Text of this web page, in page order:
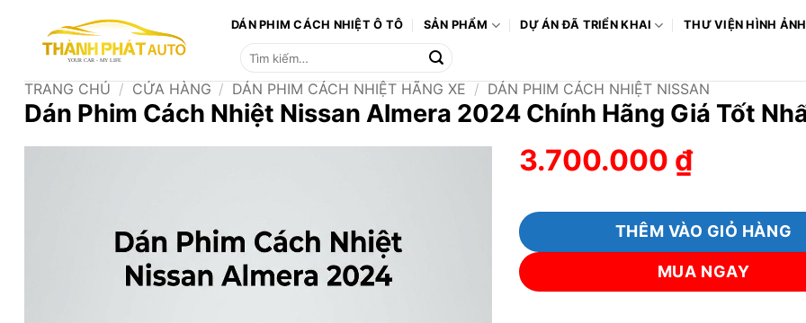
dung
DÁN PHIM CÁCH NHIỆT Ô TÔ SẢN PHẨM DỰ ÁN ĐÃ TRIỂN KHAI THƯ VIỆN HÌNH ẢNH
Tìm
TRANG CHỦ / CỬA HÀNG / DÁN PHIM CÁCH NHIỆT HÃNG XE / DÁN PHIM CÁCH NHIỆT NISSAN
Dán Phim Cách Nhiệt Nissan Almera 2024 Chính Hãng Giá Tốt
3.700.000 ₫
THÊM VÀO GIỎ HÀNG
MUA NGAY